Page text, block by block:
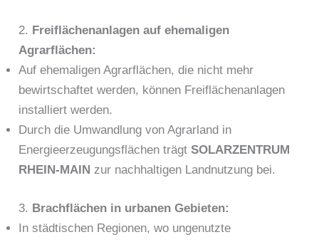
2. Freiflächenanlagen auf ehemaligen
Agrarflächen:
Auf ehemaligen Agrarflächen, die nicht mehr
bewirtschaftet werden, können Freiflächenanlagen
installiert werden.
Durch die Umwandlung von Agrarland in
Energieerzeugungsflächen trägtSOLARZENTRUM
RHEIN-MAIN zur nachhaltigen Landnutzung bei.
3. Brachflächen in urbanen Gebieten:
In städtischen Regionen, wo ungenutzte